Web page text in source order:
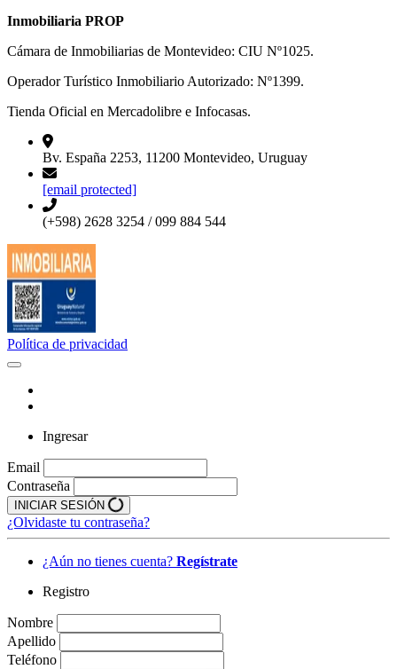
Inmobiliaria PROP
Cámara de Inmobiliarias de Montevideo: CIU Nº1025.
Operador Turístico Inmobiliario Autorizado: Nº1399.
Tienda Oficial en Mercadolibre e Infocasas.
Bv. España 2253, 11200 Montevideo, Uruguay
[email protected]
(+598) 2628 3254 / 099 884 544
Política de privacidad
Ingresar
Email
Contraseña
INICIAR SESIÓN
¿Olvidaste tu contraseña?
¿Aún no tienes cuenta? Regístrate
Registro
Nombre
Apellido
Teléfono